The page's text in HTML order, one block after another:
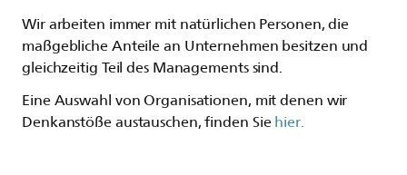
Wir arbeiten immer mit natürlichen Personen, die
maßgebliche Anteile an Unternehmen besitzen und
gleichzeitig Teil des Managements sind.
Eine Auswahl von Organisationen, mit denen wir
Denkanstöße austauschen, finden Sie hier.